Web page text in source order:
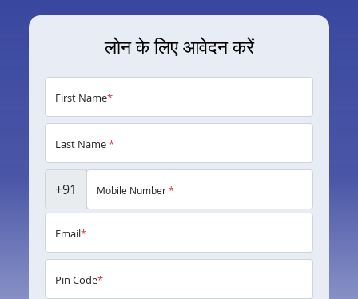
लोन के लिए आवेदन करें
First Name*
Last Name*
+91 Mobile Number*
Email*
Pin Code*